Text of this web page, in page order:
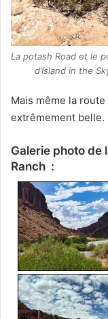
La potash Road et le
d’Island in the
Mais même la
extrêmement belle.
Galerie photo de
Ranch :